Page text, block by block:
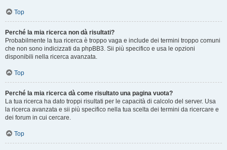
Top
Perché la mia ricerca non dà risultati?
Probabilmente la tua ricerca è troppo vaga e include dei termini troppo comuni
che non sono indicizzati da phpBB3. Sii più specifico e usa le opzioni
disponibili nella ricerca avanzata.
Top
Perché la mia ricerca dà come risultato una pagina vuota?
La tua ricerca ha dato troppi risultati per le capacità di calcolo del server. Usa
la ricerca avanzata e sii più specifico nella tua scelta dei termini da ricercare e
dei forum in cui cercare.
Top